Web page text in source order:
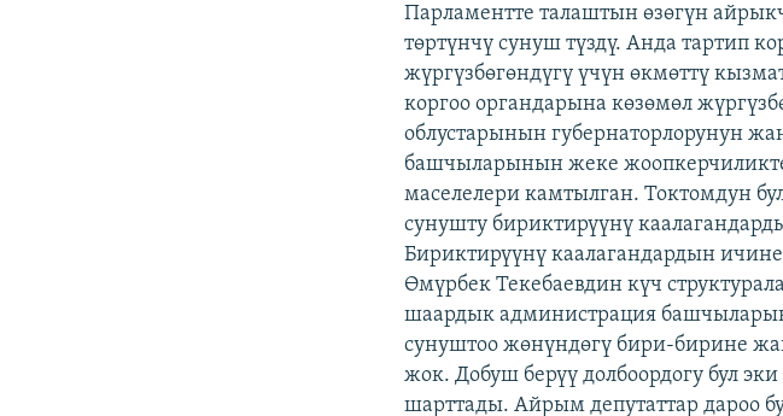
Парламентте талаштын өзөгүн
төртүнчү сунуш түздү. Анда тартип
жүргүзбөгөндүгү үчүн өкмөттү
коргоо органдарына көзөмөл
облустарынын губернаторлорунун
башчыларынын жеке
маселелери камтылган. Токтомдун
сунушту бириктирүүнү
Бириктирүүнү каалагандардын
Өмүрбек Текебаевдин күч
шаардык администрация
сунуштоо жөнүндөгү бири-бирине
жок. Добуш берүү долбоордогу бул
шарттады. Айрым депутаттар дароо